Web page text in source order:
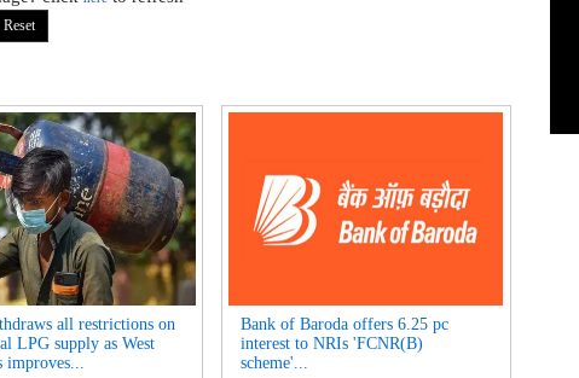
all restrictions on
LPG supply as West
improves...
Bank of Baroda offers 6.25 pc
interest to NRIs 'FCNR(B)
scheme'...